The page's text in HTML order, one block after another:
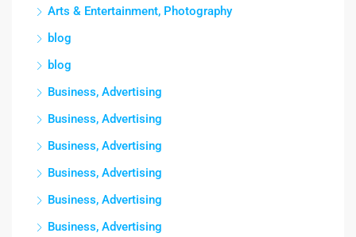
Arts & Entertainment, Photography
blog
blog
Business, Advertising
Business, Advertising
Business, Advertising
Business, Advertising
Business, Advertising
Business, Advertising